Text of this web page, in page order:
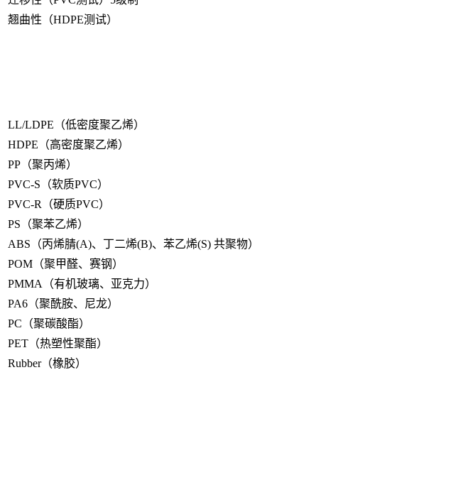
翘曲性（HDPE测试）
LL/LDPE（低密度聚乙烯）
HDPE（高密度聚乙烯）
PP（聚丙烯）
PVC-S（软质PVC）
PVC-R（硬质PVC）
PS（聚苯乙烯）
ABS（丙烯腈(A)、丁二烯(B)、苯乙烯(S) 共聚物）
POM（聚甲醛、赛钢）
PMMA（有机玻璃、亚克力）
PA6（聚酰胺、尼龙）
PC（聚碳酸酯）
PET（热塑性聚酯）
Rubber（橡胶）